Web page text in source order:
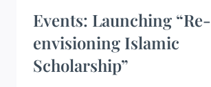
Events: Launching “Re-
envisioning Islamic
Scholarship”